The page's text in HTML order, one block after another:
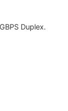
Duplex.